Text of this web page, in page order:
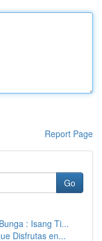
Report Page
Go
: Isang Ti...
Disfrutas en...